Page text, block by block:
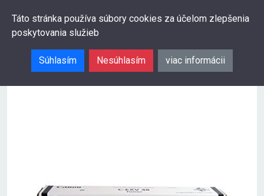
Táto stránka používa súbory cookies za účelom zlepšenia
poskytovania služieb
Súhlasím Nesúhlasím viac informácii